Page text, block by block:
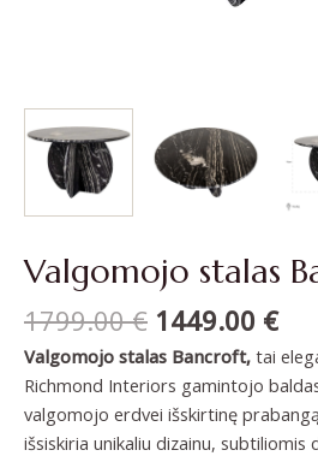
Valgomojo stalas
1799.00€ 1449.00 €
Valgomojo stalas Bancroft, tai
Richmond Interiors gamintojo
valgomojo erdvei išskirtinę
išsiskiria unikaliu dizainu, subtiliomis